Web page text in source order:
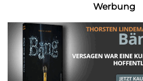
Werbung